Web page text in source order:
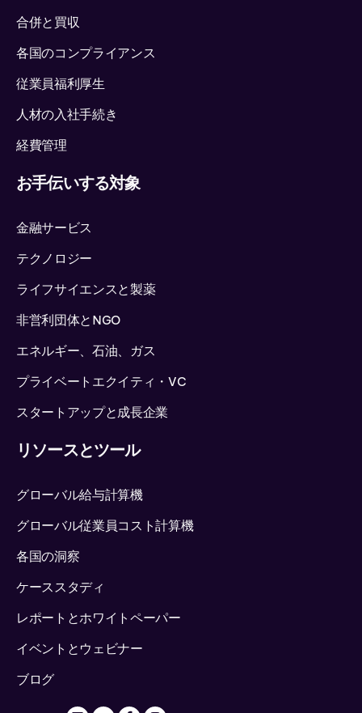
合併と買収
各国のコンプライアンス
従業員福利厚生
人材の入社手続き
経費管理
お手伝いする対象
金融サービス
テクノロジー
ライフサイエンスと製薬
非営利団体とNGO
エネルギー、石油、ガス
プライベートエクイティ・VC
スタートアップと成長企業
リソースとツール
グローバル給与計算機
グローバル従業員コスト計算機
各国の洞察
ケーススタディ
レポートとホワイトペーパー
イベントとウェビナー
ブログ